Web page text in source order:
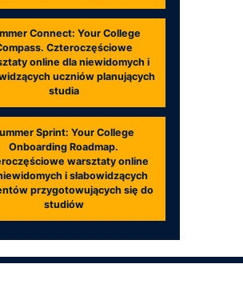
Connect: Your College
Czteroczęściowe
online dla niewidomych i
uczniów planujących
studia
Sprint: Your College
Onboarding Roadmap.
warsztaty online
i słabowidzących
przygotowujących się do
studiów